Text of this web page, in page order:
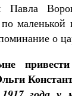
Павла
о